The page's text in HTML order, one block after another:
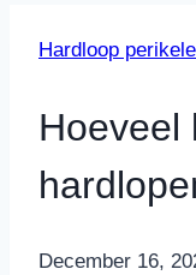
Hardloop
Hoeveel
ByNicole
December 16,